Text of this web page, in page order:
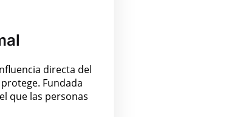
directa del
Fundada
que las personas